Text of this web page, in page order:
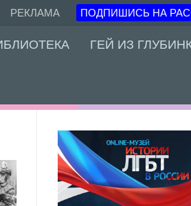
РЕКЛАМА ПОДПИШИСЬ НА
ГЕЙ ИЗ